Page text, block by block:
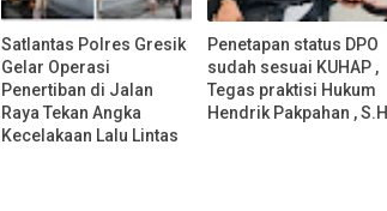
Satlantas Polres Gresik
Gelar Operasi
Penertiban di Jalan
Raya Tekan Angka
Kecelakaan Lalu Lintas
Penetapan status DPO
sudah sesuai KUHAP ,
Tegas praktisi Hukum
Hendrik Pakpahan , S.H